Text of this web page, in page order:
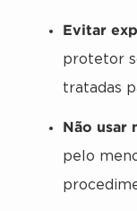
Evitar
protetor
tratadas
Não usar
pelo